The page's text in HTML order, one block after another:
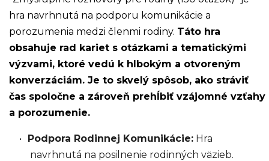
hra navrhnutá na podporu komunikácie a
porozumenia medzi členmi rodiny. Táto hra
obsahuje rad kariet s otázkami a tematickými
výzvami, ktoré vedú k hlbokým a otvoreným
konverzáciám. Je to skvelý spôsob, ako stráviť
čas spoločne a zároveň prehĺbiť vzájomné vzťahy
a porozumenie.
Podpora Rodinnej Komunikácie: Hra
navrhnutá na posilnenie rodinných väzieb.